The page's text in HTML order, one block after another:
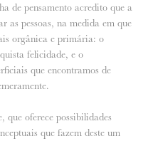
de pensamento acredito que a
as pessoas, na medida em que
orgânica e primária: o
felicidade, e o
que encontramos de
que oferece possibilidades
que fazem deste um